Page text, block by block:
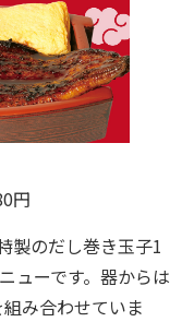
円
製のだし巻き玉子1
ューです。器からは
み合わせていま